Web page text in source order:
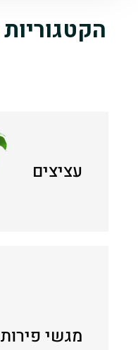
הקטגוריות
עציצים
מגשי פירות